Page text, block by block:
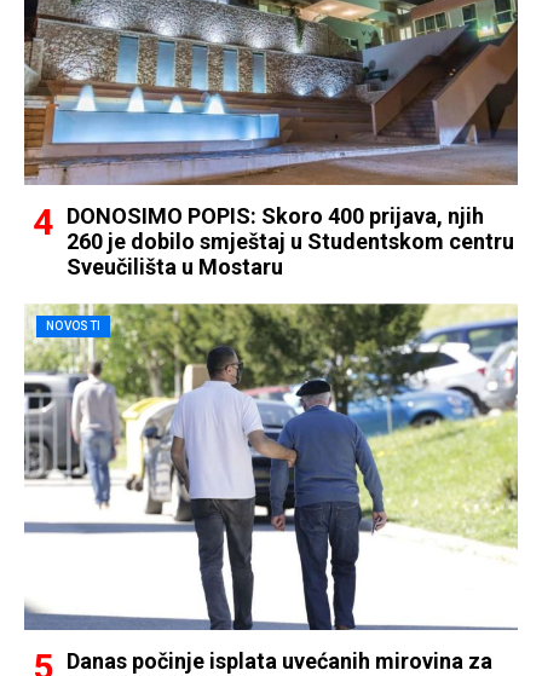
DONOSIMO POPIS: Skoro 400 prijava, njih
260 je dobilo smještaj u Studentskom centru
Sveučilišta u Mostaru
NOVOSTI
Danas počinje isplata uvećanih mirovina za